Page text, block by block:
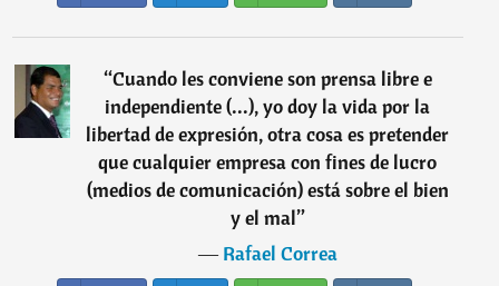
“Cuando les conviene son prensa libre e
independiente (...), yo doy la vida por la
libertad de expresión, otra cosa es pretender
que cualquier empresa con fines de lucro
(medios de comunicación) está sobre el bien
y el mal”
―Rafael Correa